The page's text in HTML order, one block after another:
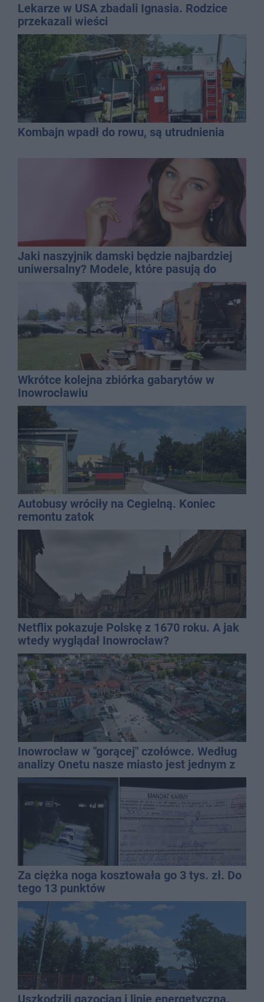
Lekarze w USA zbadali Ignasia. Rodzice
przekazali wieści
Kombajn wpadł do rowu, są utrudnienia
Jaki naszyjnik damski będzie najbardziej
uniwersalny? Modele, które pasują do
wielu stylizacji
Wkrótce kolejna zbiórka gabarytów w
Inowrocławiu
Autobusy wróciły na Cegielną. Koniec
remontu zatok
Netflix pokazuje Polskę z 1670 roku. A jak
wtedy wyglądał Inowrocław?
Inowrocław w "gorącej" czołówce. Według
analizy Onetu nasze miasto jest jednym z
najbardziej narażonych na upały
Za ciężka noga kosztowała go 3 tys. zł. Do
tego 13 punktów
Uszkodzili gazociąg i linię energetyczną.